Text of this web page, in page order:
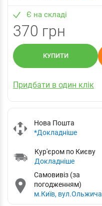
Є на складі
370 грн
КУПИТИ
Придбати в один клік
Нова Пошта
*Докладніше
Кур'єром по Києву
Докладніше
Самовивіз (за
погодженням)
м.Київ, вул.Ольжича